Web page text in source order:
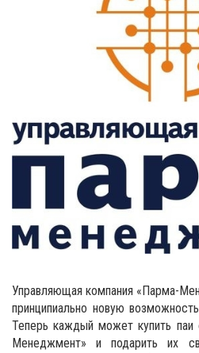
Управляющая компания «Парма-
принципиально новую
Теперь каждый может купить
Менеджмент» и подарить их